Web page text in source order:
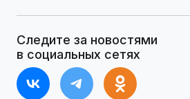
Следите за новостями
в социальных сетях